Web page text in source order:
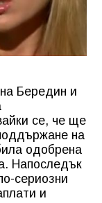
Бередин и
се, че ще
на
одобрена
Напоследък
сериозни
и